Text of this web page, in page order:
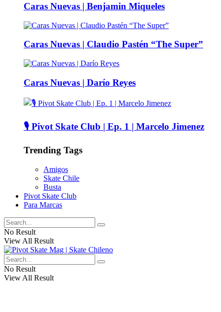
Caras Nuevas | Benjamin Miqueles
Caras Nuevas | Claudio Pastén “The Super”
Caras Nuevas | Darío Reyes
🎙️ Pivot Skate Club | Ep. 1 | Marcelo Jimenez
Trending Tags
Amigos
Skate Chile
Busta
Pivot Skate Club
Para Marcas
No Result
View All Result
No Result
View All Result